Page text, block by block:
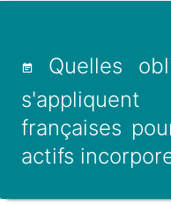
Quelles
françaises
actifs